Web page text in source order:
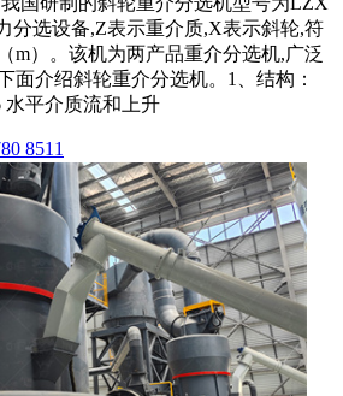
分选设备,Z表示重介质,X表示斜轮,符
m）。该机为两产品重介分选机,广泛
面介绍斜轮重介分选机。1、结构：
水平介质流和上升
8511